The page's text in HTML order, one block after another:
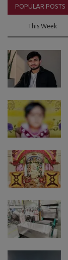
POPULAR POSTS
This Week